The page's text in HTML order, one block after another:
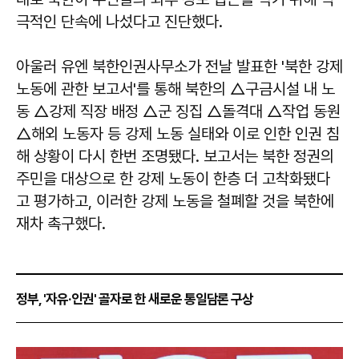
극적인 단속에 나섰다고 진단했다.
아울러 유엔 북한인권사무소가 전날 발표한 '북한 강제
노동에 관한 보고서'를 통해 북한의 △구금시설 내 노
동 △강제 직장 배정 △군 징집 △돌격대 △작업 동원
△해외 노동자 등 강제 노동 실태와 이로 인한 인권 침
해 상황이 다시 한번 조명됐다. 보고서는 북한 정권의
주민을 대상으로 한 강제 노동이 한층 더 고착화됐다
고 평가하고, 이러한 강제 노동을 철폐할 것을 북한에
재차 촉구했다.
정부, '자유·인권' 골자로 한 새로운 통일담론 구상